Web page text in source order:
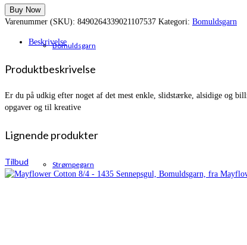
Bomuldsgarn
Strømpegarn
pris
var:
er:
Buy Now
Varenummer (SKU): 8490264339021107537 Kategori: Bomuldsgarn
Beskrivelse
Produktbeskrivelse
Er du på udkig efter noget af det mest enkle, slidstærke, alsidige og
opgaver og til kreative
Lignende produkter
Tilbud